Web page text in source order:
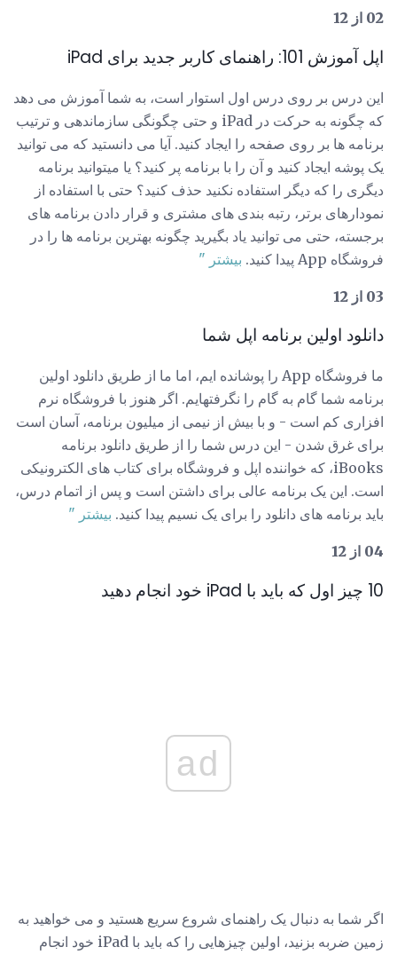
02 از 12
اپل آموزش 101: راهنمای کاربر جدید برای iPad
این درس بر روی درس اول استوار است، به شما آموزش می دهد
که چگونه به حرکت در iPad و حتی چگونگی سازماندهی و ترتیب
برنامه ها بر روی صفحه را ایجاد کنید. آیا می دانستید که می توانید
یک پوشه ایجاد کنید و آن را با برنامه پر کنید؟ یا میتوانید برنامه
دیگری را که دیگر استفاده نکنید حذف کنید؟ حتی با استفاده از
نمودارهای برتر، رتبه بندی های مشتری و قرار دادن برنامه های
برجسته، حتی می توانید یاد بگیرید چگونه بهترین برنامه ها را در
فروشگاه App پیدا کنید.
بیشتر "
03 از 12
دانلود اولین برنامه اپل شما
ما فروشگاه App را پوشانده ایم، اما ما از طریق دانلود اولین
برنامه شما گام به گام را نگرفتهایم. اگر هنوز با فروشگاه نرم
افزاری کم است - و با بیش از نیمی از میلیون برنامه، آسان است
برای غرق شدن - این درس شما را از طریق دانلود برنامه
iBooks، که خواننده اپل و فروشگاه برای کتاب های الکترونیکی
است. این یک برنامه عالی برای داشتن است و پس از اتمام درس،
باید برنامه های دانلود را برای یک نسیم پیدا کنید. بیشتر "
04 از 12
10 چیز اول که باید با iPad خود انجام دهید
ad
اگر شما به دنبال یک راهنمای شروع سریع هستید و می خواهید به
زمین ضربه بزنید، اولین چیزهایی را که باید با iPad خود انجام